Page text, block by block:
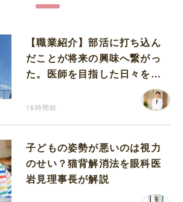
【職業紹介】部活に打ち込ん
だことが将来の興味へ繋がっ
た。医師を目指した日々を振
16時間前
子どもの姿勢が悪いのは視力
のせい？猫背解消法を眼科医
岩見理事長が解説